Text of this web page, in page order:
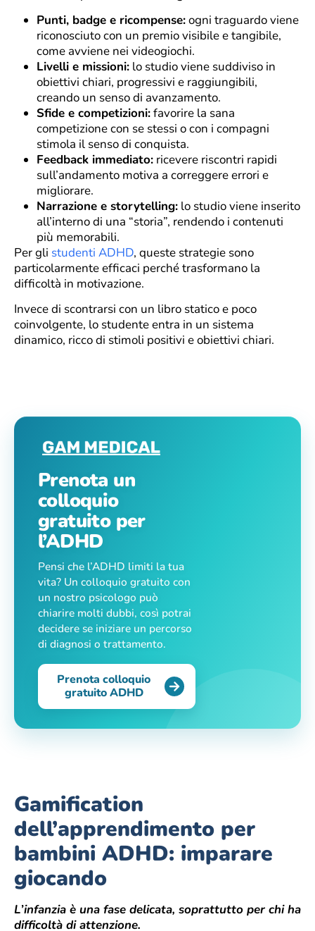
Punti, badge e ricompense:ogni traguardo viene
riconosciuto con un premio visibile e tangibile,
come avviene nei videogiochi.
Livelli e missioni: lo studio viene suddiviso in
obiettivi chiari, progressivi e raggiungibili,
creando un senso di avanzamento.
Sfide e competizioni:favorire la sana
competizione con se stessi o con i compagni
stimola il senso di conquista.
Feedback immediato: ricevere riscontri rapidi
sull’andamento motiva a correggere errori e
migliorare.
Narrazione e storytelling: lo studio viene inserito
all’interno di una “storia”, rendendo i contenuti
più memorabili.
Per gli studenti ADHD, queste strategie sono
particolarmente efficaci perché trasformano la
difficoltà in motivazione.
Invece di scontrarsi con un libro statico e poco
coinvolgente, lo studente entra in un sistema
dinamico, ricco di stimoli positivi e obiettivi chiari.
Prenota un
colloquio
gratuito per
l’ADHD
Pensi che l’ADHD limiti la tua
vita? Un colloquio gratuito con
un nostro psicologo può
chiarire molti dubbi, così potrai
decidere se iniziare un percorso
di diagnosi o trattamento.
Prenota colloquio
gratuito ADHD
Gamification
dell’apprendimento per
bambini ADHD: imparare
giocando
L’infanzia è una fase delicata, soprattutto per chi ha
difficoltà di attenzione.